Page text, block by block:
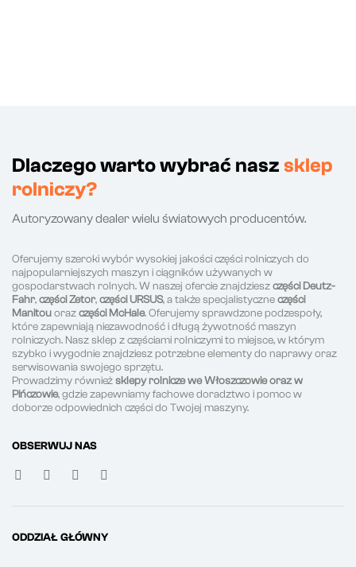
Dlaczego warto wybrać nasz sklep
rolniczy?
Autoryzowany dealer wielu światowych producentów.
Oferujemy szeroki wybór wysokiej jakości części rolniczych do
najpopularniejszych maszyn i ciągników używanych w
gospodarstwach rolnych. W naszej ofercie znajdzieszczęści Deutz-
Fahr,części Zetor,części URSUS, a także specjalistyczneczęści
Manitouorazczęści McHale. Oferujemy sprawdzone podzespoły,
które zapewniają niezawodność i długą żywotność maszyn
rolniczych. Nasz sklep z częściami rolniczymi to miejsce, w którym
szybko i wygodnie znajdziesz potrzebne elementy do naprawy oraz
serwisowania swojego sprzętu.
Prowadzimy równieżsklepy rolnicze we Włoszczowie oraz w
Pińczowie, gdzie zapewniamy fachowe doradztwo i pomoc w
doborze odpowiednich części do Twojej maszyny.
OBSERWUJ NAS
ODDZIAŁ GŁÓWNY